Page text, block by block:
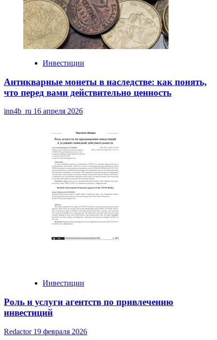
Инвестиции
Антикварные монеты в наследстве: как понять,
что перед вами действительно ценность
inn4b_ru 16 апреля 2026
Инвестиции
Роль и услуги агентств по привлечению
инвестиций
Redactor 19 февраля 2026